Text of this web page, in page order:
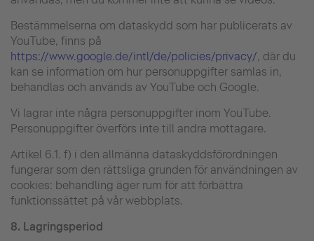
Bestämmelserna om dataskydd som har publicerats av
YouTube, finns på
https://www.google.de/intl/de/policies/privacy/, där du
kan se information om hur personuppgifter samlas in,
behandlas och används av YouTube och Google.
Vi lagrar inte några personuppgifter inom YouTube.
Personuppgifter överförs inte till andra mottagare.
Artikel 6.1. f) i den allmänna dataskyddsförordningen
fungerar som den rättsliga grunden för användningen av
cookies: behandling äger rum för att förbättra
funktionssättet på vår webbplats.
8. Lagringsperiod